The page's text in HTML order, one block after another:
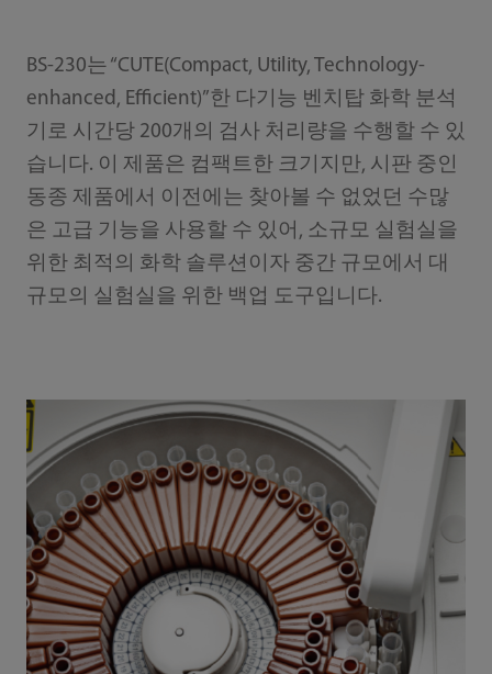
BS-230는 “CUTE(Compact, Utility, Technology-
enhanced, Efficient)”한 다기능 벤치탑 화학 분석
기로 시간당 200개의 검사 처리량을 수행할 수 있
습니다. 이 제품은 컴팩트한 크기지만, 시판 중인
동종 제품에서 이전에는 찾아볼 수 없었던 수많
은 고급 기능을 사용할 수 있어, 소규모 실험실을
위한 최적의 화학 솔루션이자 중간 규모에서 대
규모의 실험실을 위한 백업 도구입니다.